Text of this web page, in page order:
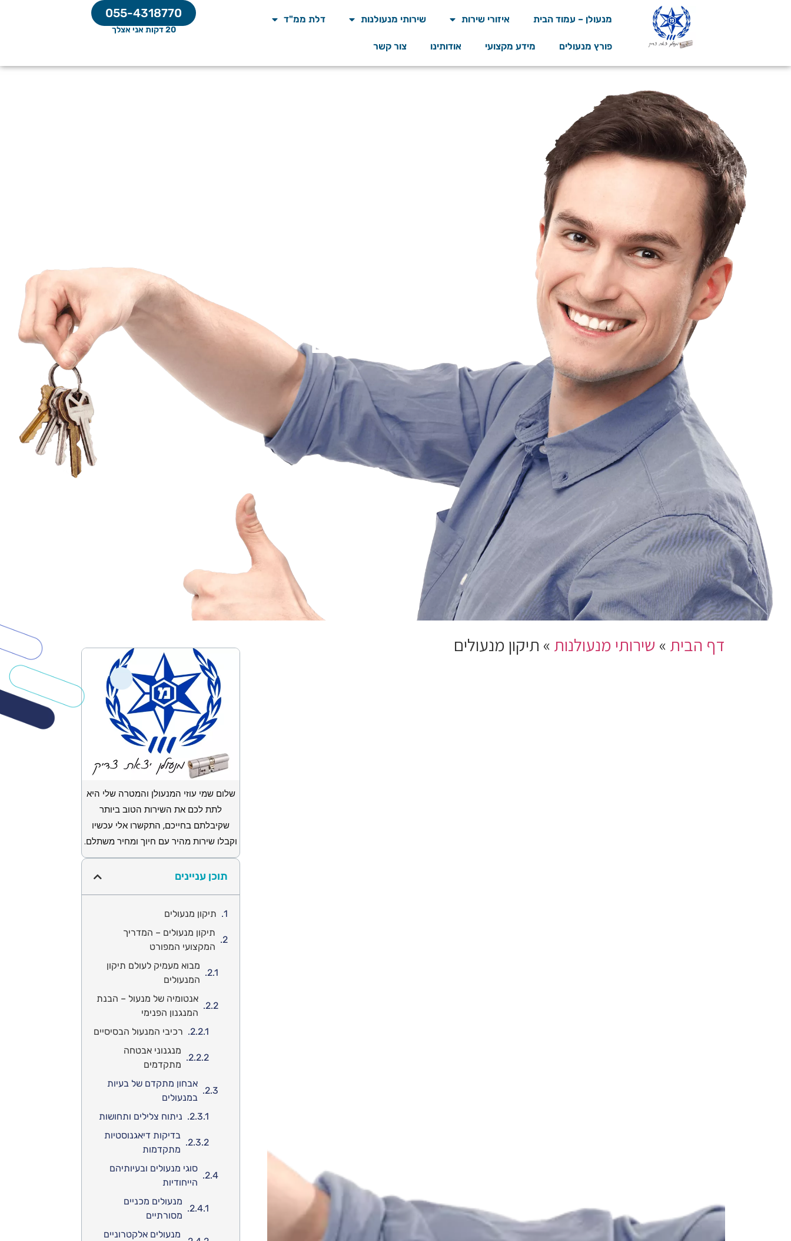
מנעולן – עמוד הבית איזורי שירות שירותי מנעולנות דלת ממ"ד
פורץ מנעולים מידע מקצועי אודותינו צור קשר
055-4318770
20 דקות אני אצלך
תיקון מנעולים
דף הבית » שירותי מנעולנות » תיקון מנעולים
שלום שמי עוזי המנעולן והמטרה שלי היא
לתת לכם את השירות הטוב ביותר
שקיבלתם בחייכם, התקשרו אלי עכשיו
וקבלו שירות מהיר עם חיוך ומחיר משתלם.
תוכן עניינים
תיקון מנעולים
תיקון מנעולים – המדריך
המקצועי המפורט
מבוא מעמיק לעולם תיקון
המנעולים
אנטומיה של מנעול – הבנת
המנגנון הפנימי
רכיבי המנעול הבסיסיים
מנגנוני אבטחה
מתקדמים
אבחון מתקדם של בעיות
במנעולים
ניתוח צלילים ותחושות
בדיקות דיאגנוסטיות
מתקדמות
סוגי מנעולים ובעיותיהם
הייחודיות
מנעולים מכניים
מסורתיים
מנעולים אלקטרוניים